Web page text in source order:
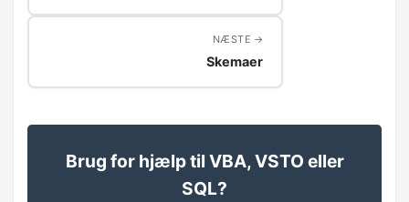
Evalueringsrækkefølge
LIKE
BEREGNEDE FELTER
NÆSTE
Skemaer
Brug for hjælp til VBA, VSTO eller
SQL?